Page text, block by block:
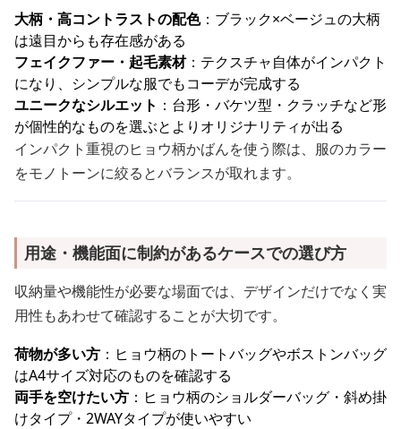
大柄・高コントラストの配色：ブラック×ベージュの大柄
は遠目からも存在感がある
フェイクファー・起毛素材：テクスチャ自体がインパクト
になり、シンプルな服でもコーデが完成する
ユニークなシルエット ：台形・バケツ型・クラッチなど形
が個性的なものを選ぶとよりオリジナリティが出る
インパクト重視のヒョウ柄かばんを使う際は、服のカラー
をモノトーンに絞るとバランスが取れます。
用途・機能面に制約があるケースでの選び方
収納量や機能性が必要な場面では、デザインだけでなく実
用性もあわせて確認することが大切です。
荷物が多い方 ：ヒョウ柄のトートバッグやボストンバッグ
はA4サイズ対応のものを確認する
両手を空けたい方 ：ヒョウ柄のショルダーバッグ・斜め掛
けタイプ・2WAYタイプが使いやすい